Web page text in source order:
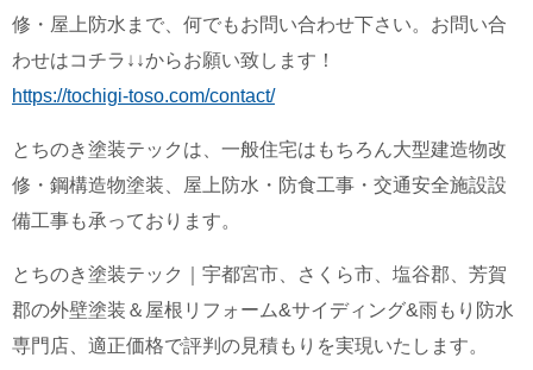
修・屋上防水まで、何でもお問い合わせ下さい。お問い合
わせはコチラ↓↓からお願い致します！
https://tochigi-toso.com/contact/
とちのき塗装テックは、一般住宅はもちろん大型建造物改
修・鋼構造物塗装、屋上防水・防食工事・交通安全施設設
備工事も承っております。
とちのき塗装テック｜宇都宮市、さくら市、塩谷郡、芳賀
郡の外壁塗装＆屋根リフォーム&サイディング&雨もり防水
専門店、適正価格で評判の見積もりを実現いたします。